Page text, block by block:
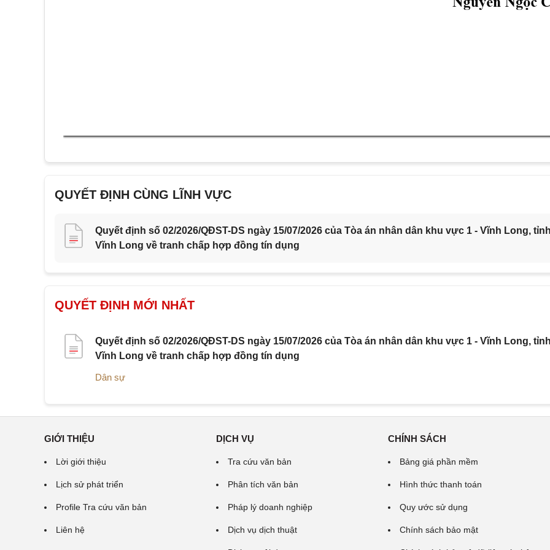
QUYẾT ĐỊNH CÙNG LĨNH VỰC
Quyết định số 02/2026/QĐST-DS ngày 15/07/2026 của Tòa án nhân dân khu vực 1 - Vĩnh Long,
Vĩnh Long về tranh chấp hợp đồng tín dụng
QUYẾT ĐỊNH MỚI NHẤT
Quyết định số 02/2026/QĐST-DS ngày 15/07/2026 của Tòa án nhân dân khu vực 1 - Vĩnh Long,
Vĩnh Long về tranh chấp hợp đồng tín dụng
Dân sự
GIỚI THIỆU
Lời giới thiệu
Lịch sử phát triển
Profile Tra cứu văn bản
Liên hệ
DỊCH VỤ
Tra cứu văn bản
Phân tích văn bản
Pháp lý doanh nghiệp
Dịch vụ dịch thuật
CHÍNH SÁCH
Bảng giá phần mềm
Hình thức thanh toán
Quy ước sử dụng
Chính sách bảo mật